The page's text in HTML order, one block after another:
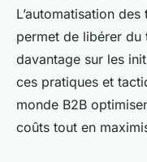
L’automatisation
permet de libérer du
davantage sur les
ces pratiques et
monde B2B
coûts tout en